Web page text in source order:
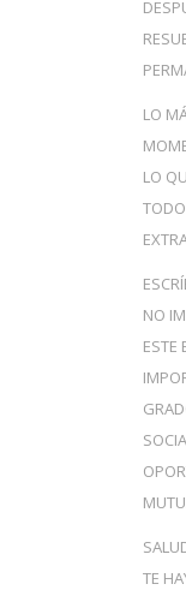
LO
LO
NO
ESTE
TE